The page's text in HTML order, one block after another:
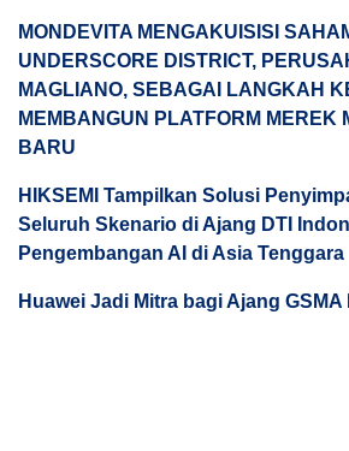
MONDEVITA MENGAKUISISI
UNDERSCORE DISTRICT,
MAGLIANO, SEBAGAI LANGKAH
MEMBANGUN PLATFORM MEREK
BARU
HIKSEMI Tampilkan Solusi
Seluruh Skenario di Ajang DTI
Pengembangan AI di Asia Tenggara
Huawei Jadi Mitra bagi Ajang GSMA